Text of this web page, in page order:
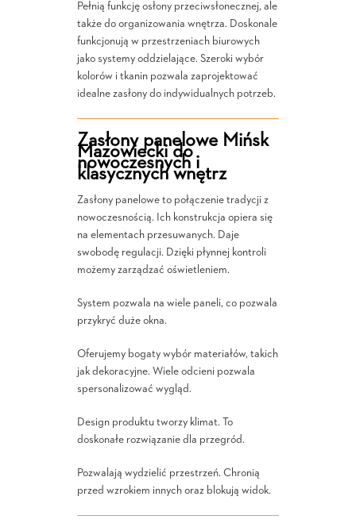
Pełnią funkcję osłony przeciwsłonecznej, ale
także do organizowania wnętrza. Doskonale
funkcjonują w przestrzeniach biurowych
jako systemy oddzielające. Szeroki wybór
kolorów i tkanin pozwala zaprojektować
idealne zasłony do indywidualnych potrzeb.
Zasłony panelowe Mińsk
Mazowiecki do
nowoczesnych i
klasycznych wnętrz
Zasłony panelowe to połączenie tradycji z
nowoczesnością. Ich konstrukcja opiera się
na elementach przesuwanych. Daje
swobodę regulacji. Dzięki płynnej kontroli
możemy zarządzać oświetleniem.
System pozwala na wiele paneli, co pozwala
przykryć duże okna.
Oferujemy bogaty wybór materiałów, takich
jak dekoracyjne. Wiele odcieni pozwala
spersonalizować wygląd.
Design produktu tworzy klimat. To
doskonałe rozwiązanie dla przegród.
Pozwalają wydzielić przestrzeń. Chronią
przed wzrokiem innych oraz blokują widok.